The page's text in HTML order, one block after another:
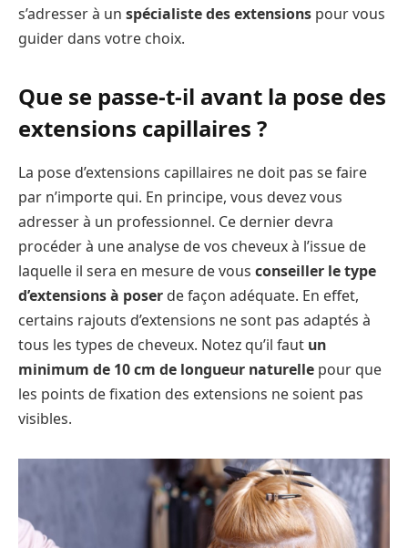
s’adresser à un spécialiste des extensions pour vous
guider dans votre choix.
Que se passe-t-il avant la pose des
extensions capillaires ?
La pose d’extensions capillaires ne doit pas se faire
par n’importe qui. En principe, vous devez vous
adresser à un professionnel. Ce dernier devra
procéder à une analyse de vos cheveux à l’issue de
laquelle il sera en mesure de vous conseiller le type
d’extensions à poser de façon adéquate. En effet,
certains rajouts d’extensions ne sont pas adaptés à
tous les types de cheveux. Notez qu’il faut un
minimum de 10 cm de longueur naturelle pour que
les points de fixation des extensions ne soient pas
visibles.